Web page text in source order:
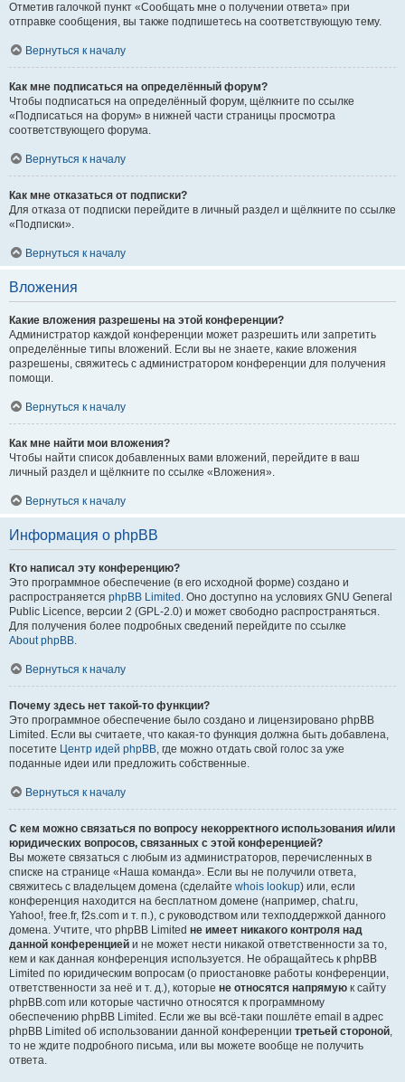
Отметив галочкой пункт «Сообщать мне о получении ответа» при
отправке сообщения, вы также подпишетесь на соответствующую тему.
Вернуться к началу
Как мне подписаться на определённый форум?
Чтобы подписаться на определённый форум, щёлкните по ссылке
«Подписаться на форум» в нижней части страницы просмотра
соответствующего форума.
Вернуться к началу
Как мне отказаться от подписки?
Для отказа от подписки перейдите в личный раздел и щёлкните по ссылке
«Подписки».
Вернуться к началу
Вложения
Какие вложения разрешены на этой конференции?
Администратор каждой конференции может разрешить или запретить
определённые типы вложений. Если вы не знаете, какие вложения
разрешены, свяжитесь с администратором конференции для получения
помощи.
Вернуться к началу
Как мне найти мои вложения?
Чтобы найти список добавленных вами вложений, перейдите в ваш
личный раздел и щёлкните по ссылке «Вложения».
Вернуться к началу
Информация о phpBB
Кто написал эту конференцию?
Это программное обеспечение (в его исходной форме) создано и
распространяется phpBB Limited . Оно доступно на условиях GNU General
Public Licence, версии 2 (GPL-2.0) и может свободно распространяться.
Для получения более подробных сведений перейдите по ссылке
About phpBB.
Вернуться к началу
Почему здесь нет такой-то функции?
Это программное обеспечение было создано и лицензировано phpBB
Limited. Если вы считаете, что какая-то функция должна быть добавлена,
посетите Центр идей phpBB, где можно отдать свой голос за уже
поданные идеи или предложить собственные.
Вернуться к началу
С кем можно связаться по вопросу некорректного использования и/или
юридических вопросов, связанных с этой конференцией?
Вы можете связаться с любым из администраторов, перечисленных в
списке на странице «Наша команда». Если вы не получили ответа,
свяжитесь с владельцем домена (сделайте whois lookup) или, если
конференция находится на бесплатном домене (например, chat.ru,
Yahoo!, free.fr, f2s.com и т. п.), с руководством или техподдержкой данного
домена. Учтите, что phpBB Limited не имеет никакого контроля над
данной конференцией и не может нести никакой ответственности за то,
кем и как данная конференция используется. Не обращайтесь к phpBB
Limited по юридическим вопросам (о приостановке работы конференции,
ответственности за неё и т. д.), которые не относятся напрямую к сайту
phpBB.com или которые частично относятся к программному
обеспечению phpBB Limited. Если же вы всё-таки пошлёте email в адрес
phpBB Limited об использовании данной конференции третьей стороной,
то не ждите подробного письма, или вы можете вообще не получить
ответа.